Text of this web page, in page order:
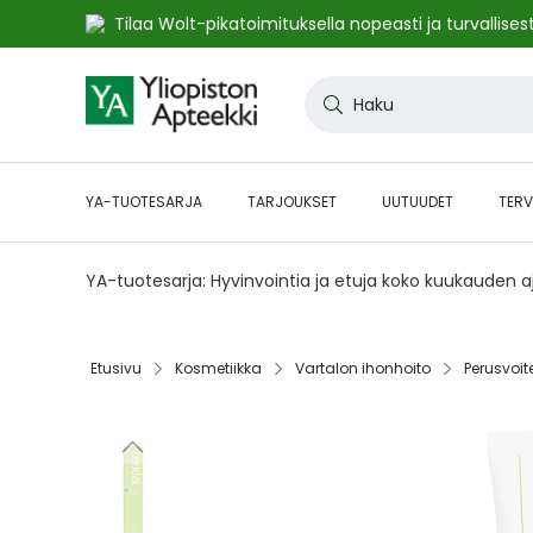
Tilaa Wolt-pikatoimituksella nopeasti ja
to
Content
YA-TUOTESARJA TARJOUKSET UUTUUDET
YA-tuotesarja: Hyvinvointia ja etuja koko
Etusivu‎ Kosmetiikka‎ Vartalon ihonhoito‎